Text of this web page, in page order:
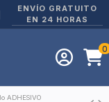
ENVÍO GRATUITO
EN 24 HORAS
0
ADHESIVO